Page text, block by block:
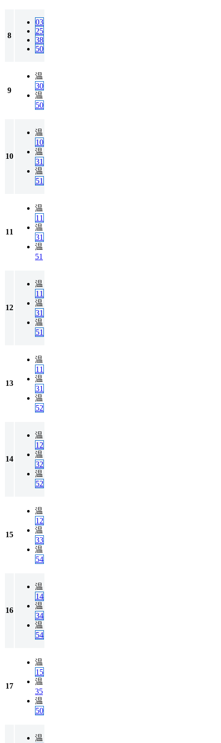
8
03
25
38
50
9
温
30
温
50
10
温
10
温
31
温
51
11
温
11
温
31
温
51
12
温
11
温
31
温
51
13
温
11
温
31
温
52
14
温
12
温
32
温
52
15
温
12
温
33
温
54
16
温
14
温
34
温
54
17
温
15
温
35
温
50
温